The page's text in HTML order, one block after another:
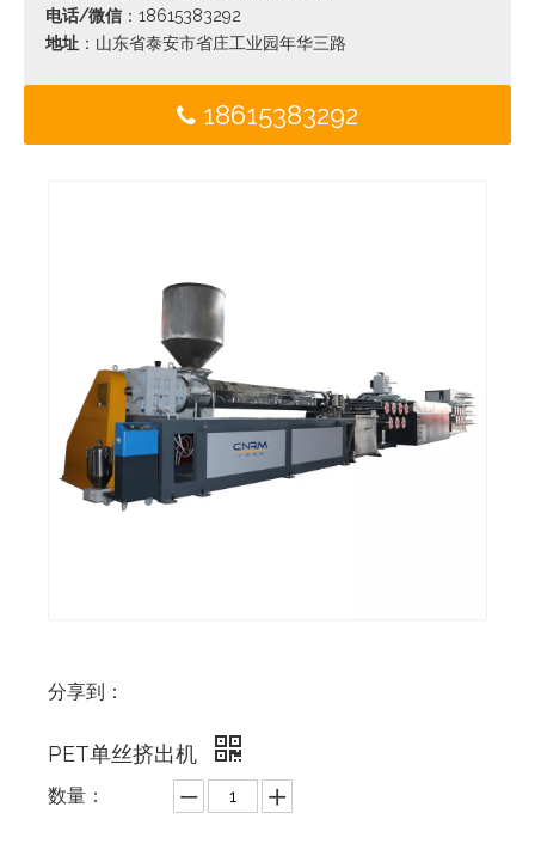
电话/微信 ：18615383292
地址 ：山东省泰安市省庄工业园年华三路
18615383292
分享到：
PET单丝挤出机
数量：